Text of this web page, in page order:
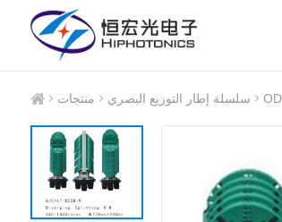
منتجات سلسلة إطار التوزيع البصري